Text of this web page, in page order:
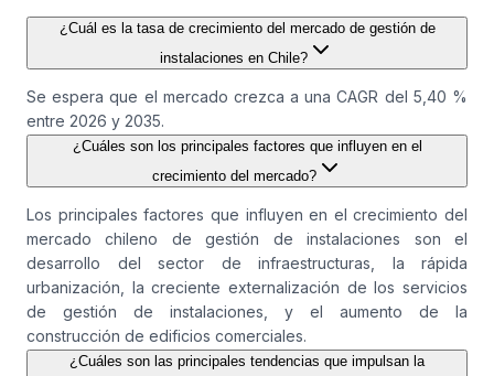
¿Cuál es la tasa de crecimiento del mercado de gestión de
instalaciones en Chile?
Se espera que el mercado crezca a una CAGR del 5,40 %
entre 2026 y 2035.
¿Cuáles son los principales factores que influyen en el
crecimiento del mercado?
Los principales factores que influyen en el crecimiento del
mercado chileno de gestión de instalaciones son el
desarrollo del sector de infraestructuras, la rápida
urbanización, la creciente externalización de los servicios
de gestión de instalaciones, y el aumento de la
construcción de edificios comerciales.
¿Cuáles son las principales tendencias que impulsan la